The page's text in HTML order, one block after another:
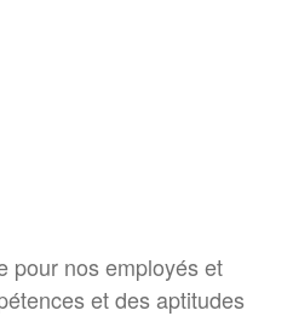
pour nos employés et
et des aptitudes